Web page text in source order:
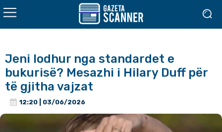
Jeni lodhur nga standardet e
bukurisë? Mesazhi i Hilary Duff për
të gjitha vajzat
12:20 | 03/06/2026